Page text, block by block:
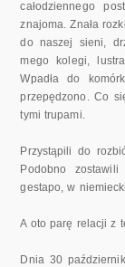
całodziennego
znajoma. Znała
do naszej sieni,
mego kolegi,
Wpadła do
przepędzono. Co
tymi trupami.
Przystąpili do
Podobno
gestapo, w
A oto parę relacji z
Dnia 30